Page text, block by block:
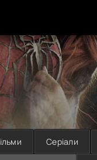
Серіали